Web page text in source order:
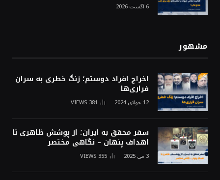
6 آگست 2026
مشهور
اخراج افراد دوستم؛ زنگ خطری به سران
فراری‌ها
12 جولای 2024 381
VIEWS
سفر محقق به ایران؛ از پوشش ظاهری تا
اهداف پنهان – نگاهی مختصر
3 می 2025 355
VIEWS